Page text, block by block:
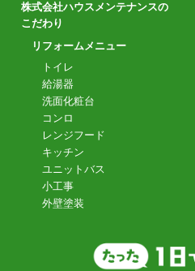
株式会社ハウスメンテナンスの
こだわり
リフォームメニュー
トイレ
給湯器
洗面化粧台
コンロ
レンジフード
キッチン
ユニットバス
小工事
外壁塗装